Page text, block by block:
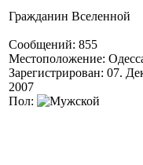
Гражданин Вселенной
Сообщений: 855
Местоположение:
Зарегистрирован: 07.
2007
Пол: